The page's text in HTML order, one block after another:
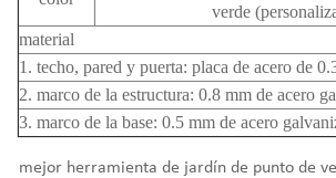
verde
material
1. techo, pared y puerta: placa de acero de
2. marco de la estructura: 0.8 mm de acero
3. marco de la base: 0.5 mm de acero
mejor herramienta de jardín de punto de